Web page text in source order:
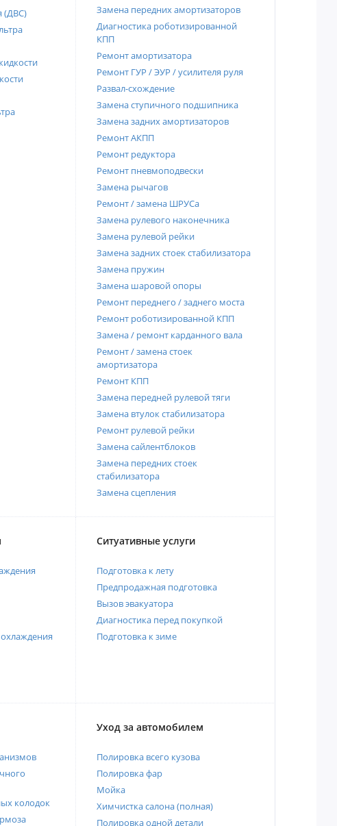
(ДВС)
Замена передних амортизаторов
Диагностика роботизированной
КПП
Ремонт амортизатора
Ремонт ГУР / ЭУР / усилителя руля
Развал-схождение
Замена ступичного подшипника
Замена задних амортизаторов
Ремонт АКПП
Ремонт редуктора
Ремонт пневмоподвески
Замена рычагов
Ремонт / замена ШРУСа
Замена рулевого наконечника
Замена рулевой рейки
Замена задних стоек стабилизатора
Замена пружин
Замена шаровой опоры
Ремонт переднего / заднего моста
Ремонт роботизированной КПП
Замена / ремонт карданного вала
Ремонт / замена стоек
амортизатора
Ремонт КПП
Замена передней рулевой тяги
Замена втулок стабилизатора
Ремонт рулевой рейки
Замена сайлентблоков
Замена передних стоек
стабилизатора
Замена сцепления
Ситуативные услуги
Подготовка к лету
Предпродажная подготовка
Вызов эвакуатора
Диагностика перед покупкой
Подготовка к зиме
колодок
Уход за автомобилем
Полировка всего кузова
Полировка фар
Мойка
Химчистка салона (полная)
Полировка одной детали